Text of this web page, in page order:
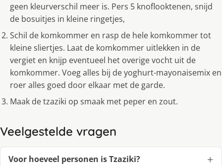
geen kleurverschil meer is. Pers 5 knoflooktenen, snijd
de bosuitjes in kleine ringetjes,
Schil de komkommer en rasp de hele komkommer tot
kleine sliertjes. Laat de komkommer uitlekken in de
vergiet en knijp eventueel het overige vocht uit de
komkommer. Voeg alles bij de yoghurt-mayonaisemix en
roer alles goed door elkaar met de garde.
Maak de tzaziki op smaak met peper en zout.
Veelgestelde vragen
Voor hoeveel personen is Tzaziki?